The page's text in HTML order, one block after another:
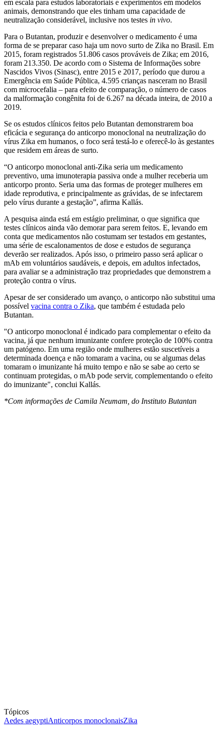
em escala para estudos laboratoriais e experimentos em modelos
animais, demonstrando que eles tinham uma capacidade de
neutralização considerável, inclusive nos testes in vivo.
Para o Butantan, produzir e desenvolver o medicamento é uma
forma de se preparar caso haja um novo surto de Zika no Brasil. Em
2015, foram registrados 51.806 casos prováveis de Zika; em 2016,
foram 213.350. De acordo com o Sistema de Informações sobre
Nascidos Vivos (Sinasc), entre 2015 e 2017, período que durou a
Emergência em Saúde Pública, 4.595 crianças nasceram no Brasil
com microcefalia – para efeito de comparação, o número de casos
da malformação congênita foi de 6.267 na década inteira, de 2010 a
2019.
Se os estudos clínicos feitos pelo Butantan demonstrarem boa
eficácia e segurança do anticorpo monoclonal na neutralização do
vírus Zika em humanos, o foco será testá-lo e oferecê-lo às gestantes
que residem em áreas de surto.
“O anticorpo monoclonal anti-Zika seria um medicamento
preventivo, uma imunoterapia passiva onde a mulher receberia um
anticorpo pronto. Seria uma das formas de proteger mulheres em
idade reprodutiva, e principalmente as grávidas, de se infectarem
pelo vírus durante a gestação”, afirma Kallás.
A pesquisa ainda está em estágio preliminar, o que significa que
testes clínicos ainda vão demorar para serem feitos. E, levando em
conta que medicamentos não costumam ser testados em gestantes,
uma série de escalonamentos de dose e estudos de segurança
deverão ser realizados. Após isso, o primeiro passo será aplicar o
mAb em voluntários saudáveis, e depois, em adultos infectados,
para avaliar se a administração traz propriedades que demonstrem a
proteção contra o vírus.
Apesar de ser considerado um avanço, o anticorpo não substitui uma
possível vacina contra o Zika, que também é estudada pelo
Butantan.
"O anticorpo monoclonal é indicado para complementar o efeito da
vacina, já que nenhum imunizante confere proteção de 100% contra
um patógeno. Em uma região onde mulheres estão suscetíveis a
determinada doença e não tomaram a vacina, ou se algumas delas
tomaram o imunizante há muito tempo e não se sabe ao certo se
continuam protegidas, o mAb pode servir, complementando o efeito
do imunizante", conclui Kallás.
*Com informações de Camila Neumam, do Instituto Butantan
Tópicos
Aedes aegyptiAnticorpos monoclonaisZika